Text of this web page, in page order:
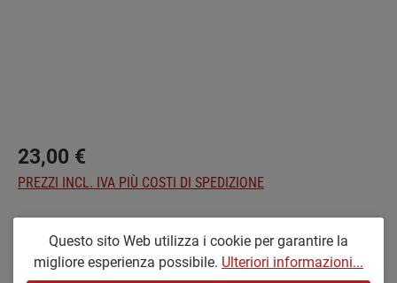
23,00 €
PREZZI INCL. IVA PIÙ COSTI DI SPEDIZIONE
Seleziona
Optionen
KL [PICCOLO E LACCATO]
Questo sito Web utilizza i cookie per garantire la
migliore esperienza possibile. Ulteriori informazioni...